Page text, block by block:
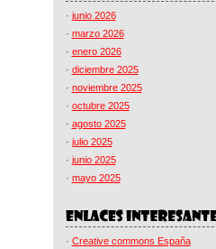
· junio 2026
· marzo 2026
· enero 2026
· diciembre 2025
· noviembre 2025
· octubre 2025
· agosto 2025
· julio 2025
· junio 2025
· mayo 2025
· Creative commons España